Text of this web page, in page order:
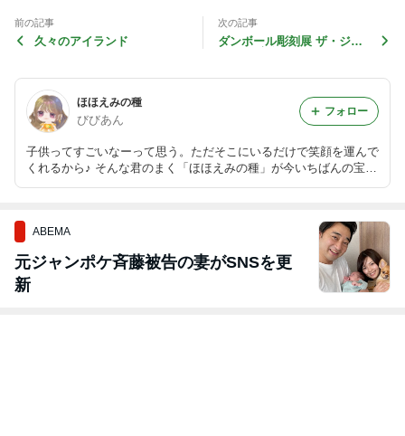
前の記事
久々のアイランド
次の記事
ダンボール彫刻展 ザ・ジャ
ほほえみの種
びびあん
子供ってすごいなーって思う。ただそこにいるだけで笑顔を運んで
くれるから♪ そんな君のまく「ほほえみの種」が今いちばんの宝物
です。
フォロー
ABEMA
元ジャンポケ斉藤被告の妻がSNSを更
新